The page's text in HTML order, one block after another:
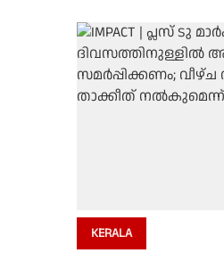
KERALA